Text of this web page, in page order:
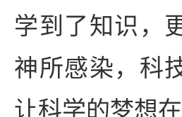
学到了知识，
神所感染，科
让科学的梦想